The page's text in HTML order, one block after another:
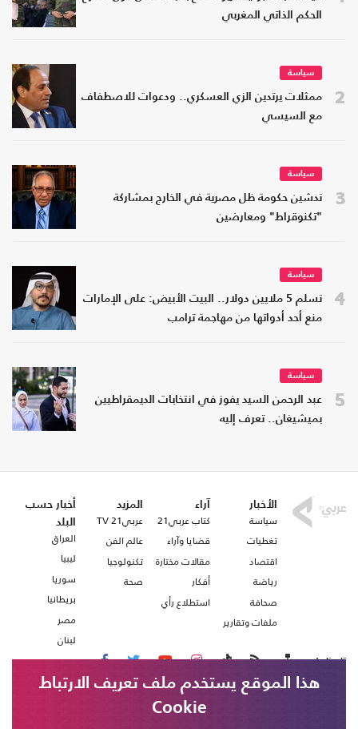
الحكم الذاتي المغربي
2
سياسة
ممثلات يرتدين الزي العسكري.. ودعوات للاصطفاف
مع السيسي
3
سياسة
تدشين حكومة ظل مصرية في الخارج بمشاركة
"تكنوقراط" ومعارضين
4
سياسة
تسلم 5 ملايين دولار.. البيت الأبيض: على الإمارات
منع أحد أدواتها من مهاجمة ترامب
5
سياسة
عبد الرحمن السيد يفوز في انتخابات الديمقراطيين
بميشيغان.. تعرف إليه
الأخبار
سياسة
تغطيات
اقتصاد
رياضة
صحافة
ملفات وتقارير
آراء
كتاب عربي21
قضايا وآراء
مقالات مختارة
أفكار
استطلاع رأي
المزيد
عربي21 TV
عالم الفن
تكنولوجيا
صحة
أخبار حسب
البلد
العراق
ليبيا
سوريا
بريطانيا
مصر
لبنان
تابعنا على
هذا الموقع يستخدم ملف تعريف الارتباط
Cookie